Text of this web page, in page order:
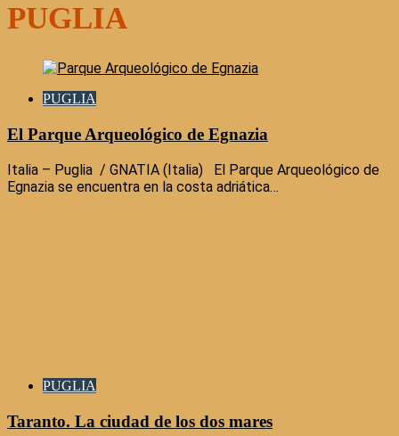
PUGLIA
PUGLIA
El Parque Arqueológico de Egnazia
Italia – Puglia / GNATIA (Italia) El Parque Arqueológico de
Egnazia se encuentra en la costa adriática…
PUGLIA
Taranto. La ciudad de los dos mares